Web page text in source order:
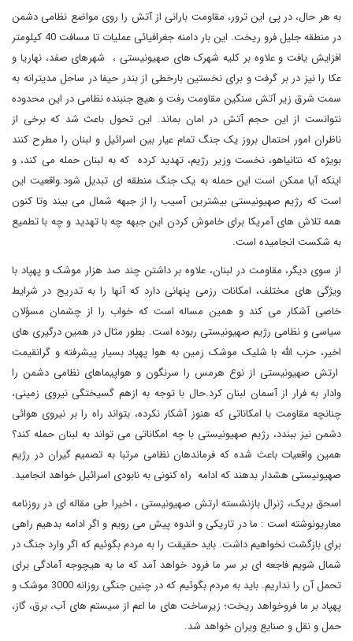
به هر حال، در پی این ترور، مقاومت بارانی از آتش را روی مواضع نظامی دشمن
در منطقه جلیل فرو ریخت. این بار دامنه جغرافیائی عملیات تا مسافت 40 کیلومتر
افزایش یافت و علاوه بر کلیه شهرک های صهیونیستی ، شهرهای صفد، نهاریا و
عکا را نیز در بر گرفت و برای نخستین بارخطی از بندر حیفا در ساحل مدیترانه به
سمت شرق زیر آتش سنگین مقاومت رفت و هیچ جنبنده نظامی در این محدوده
نتوانست از این حجم آتش در امان بماند. این تحول باعث شد که برخی از
ناظران امور احتمال بروز یک جنگ تمام عیار بین اسرائیل و لبنان را مطرح کنند
بویژه که نتانیاهو، نخست وزیر رژیم، تهدید کرده که به لبنان حمله می کند، و
اینکه آیا ممکن است این حمله به یک جنگ منطقه ای تبدیل شود.واقعیت این
است که رژیم صهیونیستی بیشترین آسیب را از جبهه شمال می بیند وتا کنون
همه تلاش های آمریکا برای خاموش کردن این جبهه چه با تهدید و چه با تطمیع
به شکست انجامیده است.
از سوی دیگر، مقاومت در لبنان، علاوه بر داشتن چند صد هزار موشک و پهپاد با
ویژگی های مختلف، امکانات رزمی پنهانی دارد که آنها را به تدریج در شرایط
خاصی آشکار می کند و همین مساله است که خواب را از چشمان مسؤلان
سیاسی و نظامی رژیم صهیونیستی ربوده است. بطور مثال در همین درگیری های
اخیر، حزب الله با شلیک موشک زمین به هوا پهپاد بسیار پیشرفته و گرانقیمت
ارتش صهیونیستی از نوع هرمس را سرنگون و هواپیماهای نظامی دشمن را
وادار به فرار از آسمان لبنان کرد.حال با توجه به ازهم گسیختگی نیروی زمینی،
چنانچه مقاومت با امکاناتی که هنوز آشکار نکرده، بتواند راه را بر نیروی هوائی
دشمن نیز ببندد، رژیم صهیونیستی با چه امکاناتی می تواند به لبنان حمله کند؟
همین واقعیات باعث شده که فرماندهان نظامی مرتبا به تصمیم گیران در رژیم
صهیونیستی هشدار بدهند که ادامه راه کنونی به نابودی اسرائیل خواهد انجامید.
اسحق بریک، ژنرال بازنشسته ارتش صهیونیستی ، اخیرا طی مقاله ای در روزنامه
معاریونوشته است : ما در تاریکی و اندوه پیش می رویم و اگر ادامه بدهیم راهی
برای بازگشت نخواهیم داشت. باید حقیقت را به مردم بگوئیم که اگر وارد جنگ در
شمال شویم فاجعه ای بر سر ما فرود خواهد آمد که ما به هیچوجه آمادگی برای
تحمل آن را نداریم. باید به مردم بگوئیم که در چنین جنگی روزانه 3000 موشک و
پهپاد بر ما فروخواهد ریخت؛ زیرساخت های ما اعم از سیستم های آب، برق، گاز،
حمل و نقل و صنایع ویران خواهد شد.